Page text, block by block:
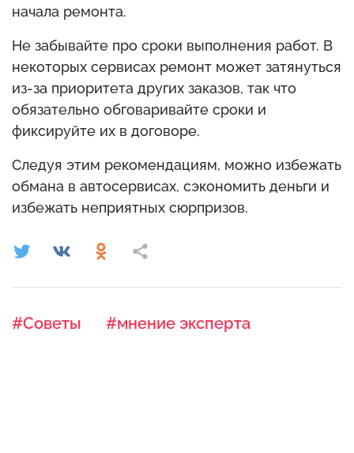
начала ремонта.
Не забывайте про сроки выполнения работ. В
некоторых сервисах ремонт может затянуться
из-за приоритета других заказов, так что
обязательно обговаривайте сроки и
фиксируйте их в договоре.
Следуя этим рекомендациям, можно избежать
обмана в автосервисах, сэкономить деньги и
избежать неприятных сюрпризов.
#Советы #мнение эксперта